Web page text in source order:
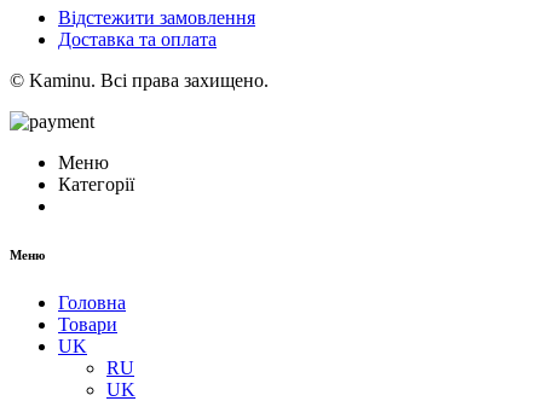
Відстежити замовлення
Доставка та оплата
© Kaminu. Всі права захищено.
Меню
Категорії
Меню
Головна
Товари
UK
RU
UK